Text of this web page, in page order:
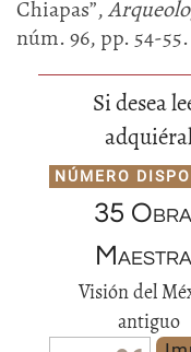
Chiapas”,
núm. 96, pp. 54-55.
Si desea
NÚMERO
35
Visión del
antiguo